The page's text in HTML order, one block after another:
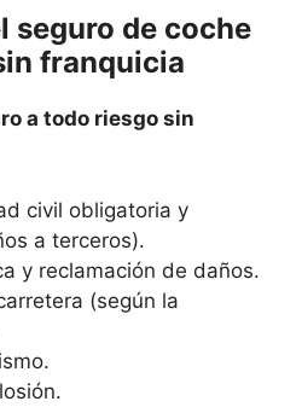
seguro de coche
franquicia
a todo riesgo sin
civil obligatoria y
a terceros).
y reclamación de daños.
(según la